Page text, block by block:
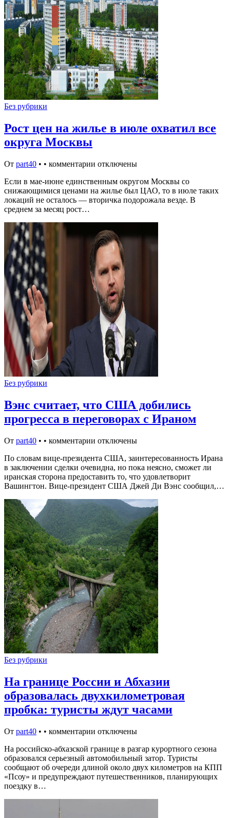
Без рубрики
Рост цен на жилье в июле охватил все
округа Москвы
От part40 • • комментарии отключены
Если в мае-июне единственным округом Москвы со
снижающимися ценами на жилье был ЦАО, то в июле таких
локаций не осталось — вторичка подорожала везде. В
среднем за месяц рост…
Без рубрики
Вэнс считает, что США добились
прогресса в переговорах с Ираном
От part40 • • комментарии отключены
По словам вице-президента США, заинтересованность Ирана
в заключении сделки очевидна, но пока неясно, сможет ли
иранская сторона предоставить то, что удовлетворит
Вашингтон. Вице-президент США Джей Ди Вэнс сообщил,…
Без рубрики
На границе России и Абхазии
образовалась двухкилометровая
пробка: туристы ждут часами
От part40 • • комментарии отключены
На российско-абхазской границе в разгар курортного сезона
образовался серьезный автомобильный затор. Туристы
сообщают об очереди длиной около двух километров на КПП
«Псоу» и предупреждают путешественников, планирующих
поездку в…